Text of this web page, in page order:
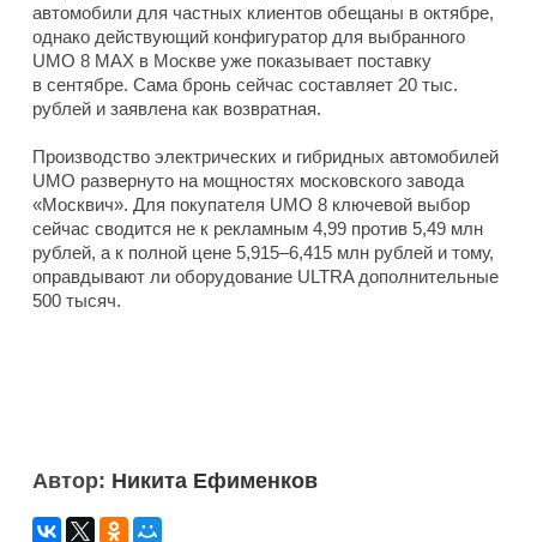
автомобили для частных клиентов обещаны в октябре,
однако действующий конфигуратор для выбранного
UMO 8 MAX в Москве уже показывает поставку
в сентябре. Сама бронь сейчас составляет 20 тыс.
рублей и заявлена как возвратная.
Производство электрических и гибридных автомобилей
UMO развернуто на мощностях московского завода
«Москвич». Для покупателя UMO 8 ключевой выбор
сейчас сводится не к рекламным 4,99 против 5,49 млн
рублей, а к полной цене 5,915–6,415 млн рублей и тому,
оправдывают ли оборудование ULTRA дополнительные
500 тысяч.
Автор: Никита Ефименков